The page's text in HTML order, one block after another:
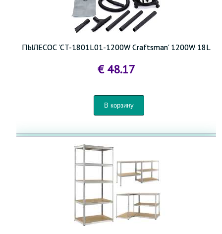
ПЫЛЕСОС 'CT-1801L01-1200W Craftsman' 1200W 18L
€ 48.17